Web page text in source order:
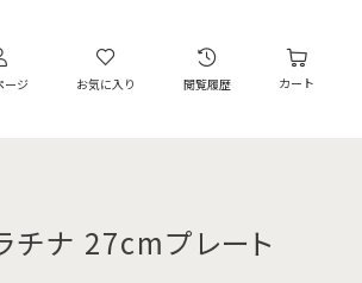
ージ お気に入り 閲覧履歴 カート
チナ 27cmプレート